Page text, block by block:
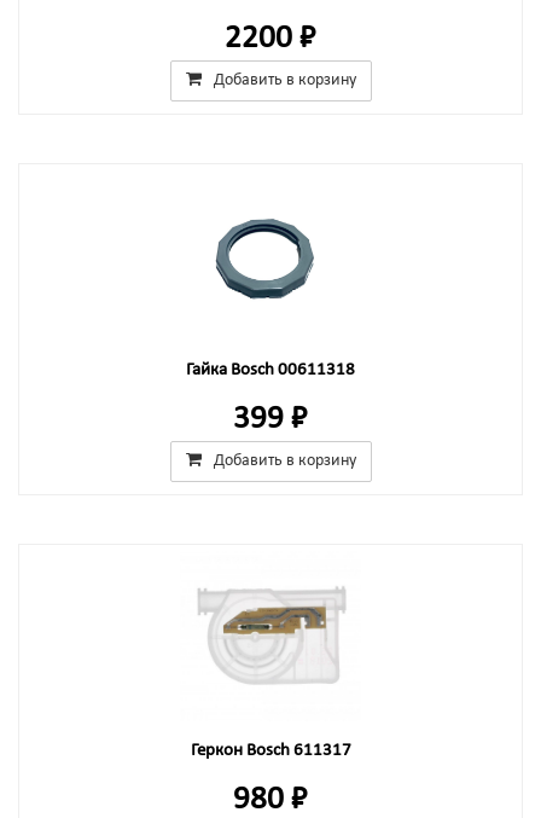
2200 ₽
Добавить в корзину
Гайка Bosch 00611318
399 ₽
Добавить в корзину
Геркон Bosch 611317
980 ₽